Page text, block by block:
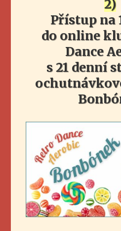
2)
Přístup na
do online
Dance
s 21 denní